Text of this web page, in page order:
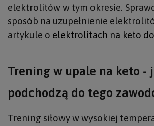
elektrolitów w tym okresie.
sposób na uzupełnienie
artykule o elektrolitach na keto
Trening w upale na keto -
podchodzą do tego
Trening siłowy w wysokiej